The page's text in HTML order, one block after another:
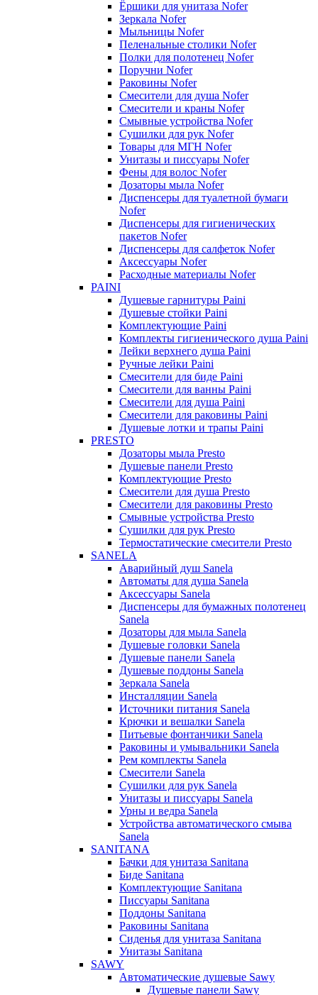
Ёршики для унитаза Nofer
Зеркала Nofer
Мыльницы Nofer
Пеленальные столики Nofer
Полки для полотенец Nofer
Поручни Nofer
Раковины Nofer
Смесители для душа Nofer
Смесители и краны Nofer
Смывные устройства Nofer
Сушилки для рук Nofer
Товары для МГН Nofer
Унитазы и писсуары Nofer
Фены для волос Nofer
Дозаторы мыла Nofer
Диспенсеры для туалетной бумаги
Nofer
Диспенсеры для гигиенических
пакетов Nofer
Диспенсеры для салфеток Nofer
Аксессуары Nofer
Расходные материалы Nofer
PAINI
Душевые гарнитуры Paini
Душевые стойки Paini
Комплектующие Paini
Комплекты гигиенического душа Paini
Лейки верхнего душа Paini
Ручные лейки Paini
Смесители для биде Paini
Смесители для ванны Paini
Смесители для душа Paini
Смесители для раковины Paini
Душевые лотки и трапы Paini
PRESTO
Дозаторы мыла Presto
Душевые панели Presto
Комплектующие Presto
Смесители для душа Presto
Смесители для раковины Presto
Смывные устройства Presto
Сушилки для рук Presto
Термостатические смесители Presto
SANELA
Аварийный душ Sanela
Автоматы для душа Sanela
Аксессуары Sanela
Диспенсеры для бумажных полотенец
Sanela
Дозаторы для мыла Sanela
Душевые головки Sanela
Душевые панели Sanela
Душевые поддоны Sanela
Зеркала Sanela
Инсталляции Sanela
Источники питания Sanela
Крючки и вешалки Sanela
Питьевые фонтанчики Sanela
Раковины и умывальники Sanela
Рем комплекты Sanela
Смесители Sanela
Сушилки для рук Sanela
Унитазы и писсуары Sanela
Урны и ведра Sanela
Устройства автоматического смыва
Sanela
SANITANA
Бачки для унитаза Sanitana
Биде Sanitana
Комплектующие Sanitana
Писсуары Sanitana
Поддоны Sanitana
Раковины Sanitana
Сиденья для унитаза Sanitana
Унитазы Sanitana
SAWY
Автоматические душевые Sawy
Душевые панели Sawy